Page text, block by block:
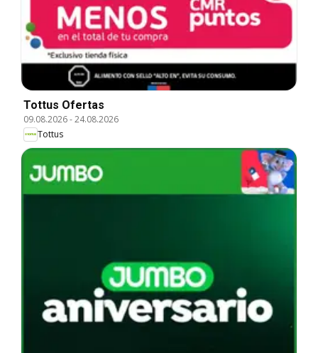
Tottus Ofertas
09.08.2026-24.08.2026
Tottus